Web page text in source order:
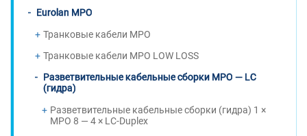
Eurolan MPO
Транковые кабели MPO
Транковые кабели MPO LOW LOSS
Разветвительные кабельные сборки MPO — LC
(гидра)
Разветвительные кабельные сборки (гидра) 1 ×
MPO 8 — 4 × LC-Duplex